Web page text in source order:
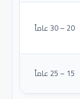
20 – 30 عاماً
15 – 25 عاماً